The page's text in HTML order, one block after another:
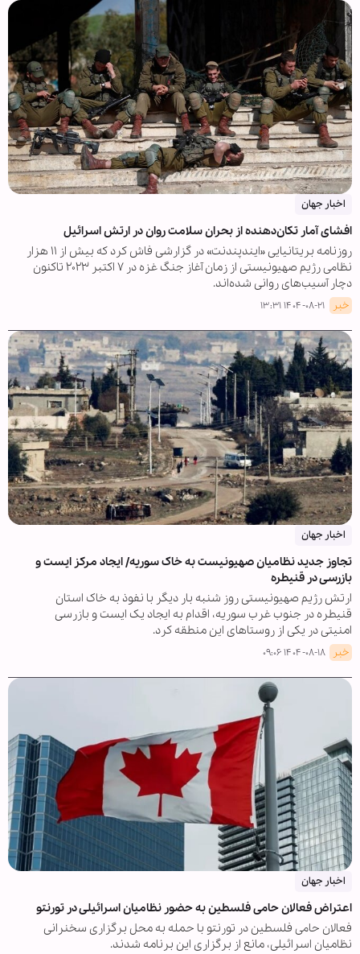
اخبار جهان
افشای آمار تکان‌دهنده از بحران سلامت روان در ارتش اسرائیل
روزنامه بریتانیایی «ایندپندنت» در گزارشی فاش کرد که بیش از ۱۱ هزار
نظامی رژیم صهیونیستی از زمان آغاز جنگ غزه در ۷ اکتبر ۲۰۲۳ تاکنون
دچار آسیب‌های روانی شده‌اند.
خبر ۱۴۰۴-۰۸-۲۱ ۱۳:۳۱
اخبار جهان
تجاوز جدید نظامیان صهیونیست به خاک سوریه/ ایجاد مرکز ایست و
بازرسی در قنیطره
ارتش رژیم صهیونیستی روز شنبه بار دیگر با نفوذ به خاک استان
قنیطره در جنوب غرب سوریه، اقدام به ایجاد یک ایست و بازرسی
امنیتی در یکی از روستاهای این منطقه کرد.
خبر ۱۴۰۴-۰۸-۱۸ ۰۹:۰۶
اخبار جهان
اعتراض فعالان حامی فلسطین به حضور نظامیان اسرائیلی در تورنتو
فعالان حامی فلسطین در تورنتو با حمله به محل برگزاری سخنرانی
نظامیان اسرائیلی، مانع از برگزاری این برنامه شدند.